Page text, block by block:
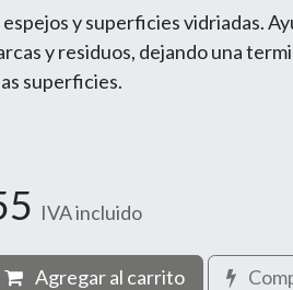
y superficies vidriadas.
y residuos, dejando una
superficies.
IVA incluido
Agregar al carrito